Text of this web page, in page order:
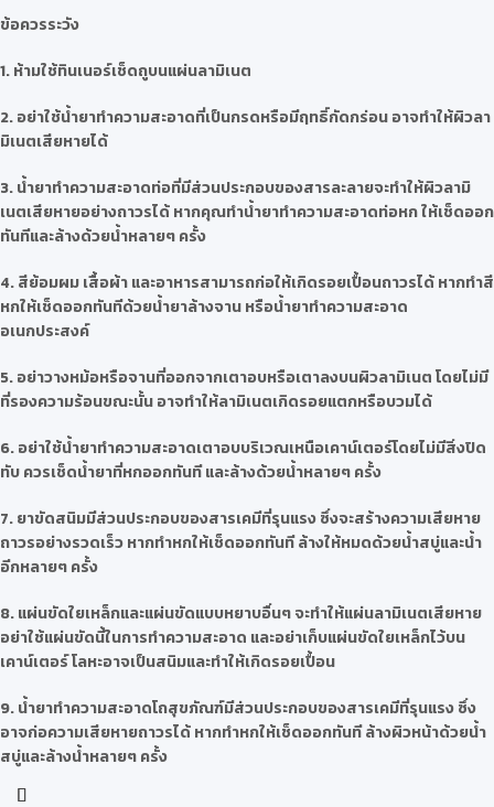
ข้อควรระวัง
1. ห้ามใช้ทินเนอร์เช็ดถูบนแผ่นลามิเนต
2. อย่าใช้น้ำยาทำความสะอาดที่เป็นกรดหรือมีฤทธิ์กัดกร่อน อาจทำให้ผิวลา
มิเนตเสียหายได้
3. น้ำยาทำความสะอาดท่อที่มีส่วนประกอบของสารละลายจะทำให้ผิวลามิ
เนตเสียหายอย่างถาวรได้ หากคุณทำน้ำยาทำความสะอาดท่อหก ให้เช็ดออก
ทันทีและล้างด้วยน้ำหลายๆ ครั้ง
4. สีย้อมผม เสื้อผ้า และอาหารสามารถก่อให้เกิดรอยเปื้อนถาวรได้ หากทำสี
หกให้เช็ดออกทันทีด้วยน้ำยาล้างจาน หรือน้ำยาทำความสะอาด
อเนกประสงค์
5. อย่าวางหม้อหรือจานที่ออกจากเตาอบหรือเตาลงบนผิวลามิเนต โดยไม่มี
ที่รองความร้อนขณะนั้น อาจทำให้ลามิเนตเกิดรอยแตกหรือบวมได้
6. อย่าใช้น้ำยาทำความสะอาดเตาอบบริเวณเหนือเคาน์เตอร์โดยไม่มีสิ่งปิด
ทับ ควรเช็ดน้ำยาที่หกออกทันที และล้างด้วยน้ำหลายๆ ครั้ง
7. ยาขัดสนิมมีส่วนประกอบของสารเคมีที่รุนแรง ซึ่งจะสร้างความเสียหาย
ถาวรอย่างรวดเร็ว หากทำหกให้เช็ดออกทันที ล้างให้หมดด้วยน้ำสบู่และน้ำ
อีกหลายๆ ครั้ง
8. แผ่นขัดใยเหล็กและแผ่นขัดแบบหยาบอื่นๆ จะทำให้แผ่นลามิเนตเสียหาย
อย่าใช้แผ่นขัดนี้ในการทำความสะอาด และอย่าเก็บแผ่นขัดใยเหล็กไว้บน
เคาน์เตอร์ โลหะอาจเป็นสนิมและทำให้เกิดรอยเปื้อน
9. น้ำยาทำความสะอาดโถสุขภัณฑ์มีส่วนประกอบของสารเคมีที่รุนแรง ซึ่ง
อาจก่อความเสียหายถาวรได้ หากทำหกให้เช็ดออกทันที ล้างผิวหน้าด้วยน้ำ
สบู่และล้างน้ำหลายๆ ครั้ง